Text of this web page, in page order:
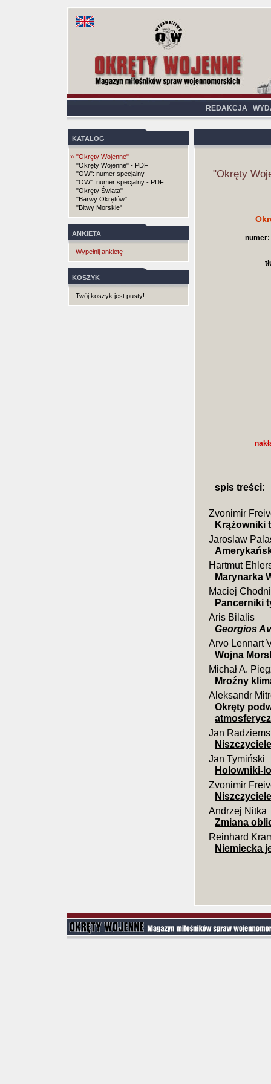
REDAKCJA
KATALOG
» "Okręty Wojenne"
"Okręty Wojenne" - PDF
"OW": numer specjalny
"OW": numer specjalny - PDF
"Okręty Świata"
"Barwy Okrętów"
"Bitwy Morskie"
ANKIETA
Wypełnij ankietę
KOSZYK
Twój koszyk jest pusty!
"Okręty
numer:
spis treści:
Zvonimir
Krążowniki
Jaroslaw
Hartmut
Marynarka
Maciej
Pancerniki
Aris Bilalis
Georgios
Arvo Lennart
Wojna
Michał A.
Mroźny
Aleksandr
Okręty
Jan
Jan Tymiński
Holowniki-
Zvonimir
Andrzej Nitka
Zmiana
Reinhard
Niemiecka